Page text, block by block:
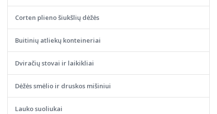
Corten plieno šiukšlių dėžės
Buitinių atliekų konteineriai
Dviračių stovai ir laikikliai
Dėžės smėlio ir druskos mišiniui
Lauko suoliukai